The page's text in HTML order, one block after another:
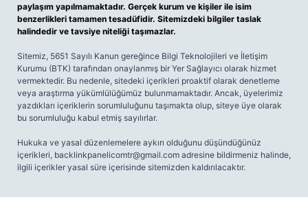
paylaşım yapılmamaktadır. Gerçek kurum ve kişiler ile isim
benzerlikleri tamamen tesadüfidir. Sitemizdeki bilgiler taslak
halindedir ve tavsiye niteliği taşımazlar.
Sitemiz, 5651 Sayılı Kanun gereğince Bilgi Teknolojileri ve İletişim
Kurumu (BTK) tarafından onaylanmış bir Yer Sağlayıcı olarak hizmet
vermektedir. Bu nedenle, sitedeki içerikleri proaktif olarak denetleme
veya araştırma yükümlülüğümüz bulunmamaktadır. Ancak, üyelerimiz
yazdıkları içeriklerin sorumluluğunu taşımakta olup, siteye üye olarak
bu sorumluluğu kabul etmiş sayılırlar.
Hukuka ve yasal düzenlemelere aykırı olduğunu düşündüğünüz
içerikleri, backlinkpanelicomtr@gmail.com adresine bildirmeniz halinde,
ilgili içerikler yasal süre içerisinde sitemizden kaldırılacaktır.